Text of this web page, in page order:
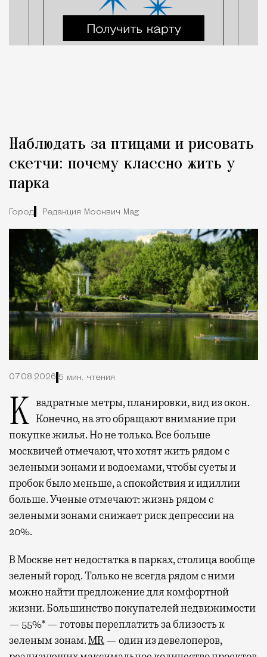
Наблюдать за птицами и рисовать
скетчи: почему классно жить у
парка
Город Редакция Москвич Mag
07.08.2026 5 мин. чтения
Квадратные метры, планировки, вид из окон. Конечно, на это обращают внимание при
покупке жилья. Но не только. Все больше
москвичей отмечают, что хотят жить рядом с
зелеными зонами и водоемами, чтобы суеты и
пробок было меньше, а спокойствия и идиллии
больше. Ученые отмечают: жизнь рядом с
зелеными зонами снижает риск депрессии на
20%.
В Москве нет недостатка в парках, столица вообще
зеленый город. Только не всегда рядом с ними
можно найти предложение для комфортной
жизни. Большинство покупателей недвижимости
— 55%* — готовы переплатить за близость к
зеленым зонам.MR — один из девелоперов,